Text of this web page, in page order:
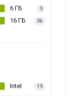
6 ГБ 3
16 ГБ 36
Intel 19